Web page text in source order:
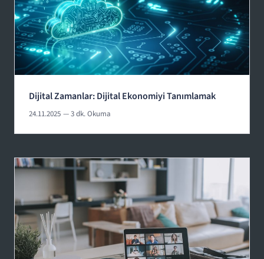
Dijital Zamanlar: Dijital Ekonomiyi Tanımlamak
24.11.2025 — 3 dk. Okuma